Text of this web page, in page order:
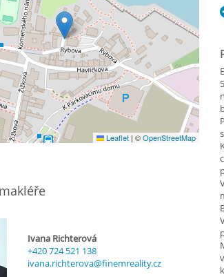
Leaflet | ©OpenStreetMap
Ivana Richterová
+420 724 521 138
ivana.richterova@finemreality.cz